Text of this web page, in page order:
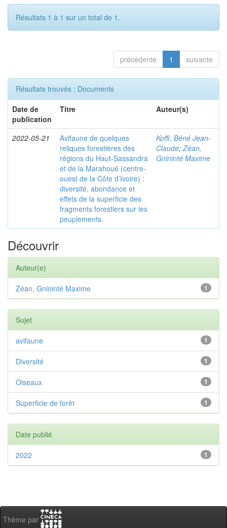
Résultats 1 à 1 sur un total de 1.
précédente 1 suivante
Résultats trouvés : Documents
Date de
publication
Titre Auteur(s)
2022-05-21
Avifaune de quelques
reliques forestières des
régions du Haut-Sassandra
et de la Marahoué (centre-
ouest de la Côte d’Ivoire) :
diversité, abondance et
effets de la superficie des
fragments forestiers sur les
peuplements.
Koffi, Béné Jean-
Claude; Zéan,
Gnininté Maxime
Découvrir
Auteur(e)
1
Zéan, Gnininté Maxime
Sujet
1
avifaune
1
Diversité
1
Oiseaux
1
Superficie de forêt
Date publié
1
2022
Thème par